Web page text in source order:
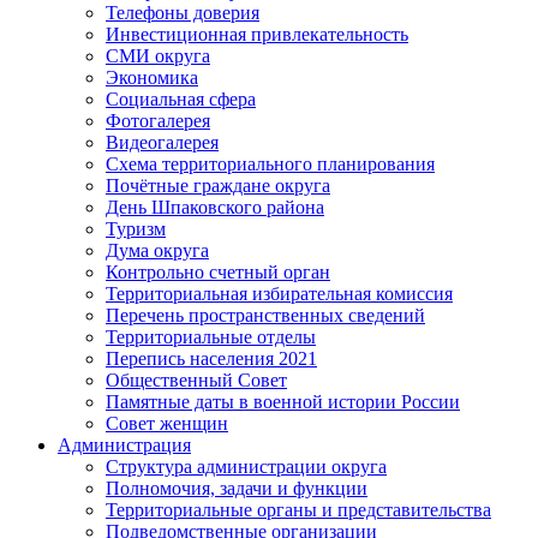
Телефоны доверия
Инвестиционная привлекательность
СМИ округа
Экономика
Социальная сфера
Фотогалерея
Видеогалерея
Схема территориального планирования
Почётные граждане округа
День Шпаковского района
Туризм
Дума округа
Контрольно счетный орган
Территориальная избирательная комиссия
Перечень пространственных сведений
Территориальные отделы
Перепись населения 2021
Общественный Совет
Памятные даты в военной истории России
Совет женщин
Администрация
Структура администрации округа
Полномочия, задачи и функции
Территориальные органы и представительства
Подведомственные организации